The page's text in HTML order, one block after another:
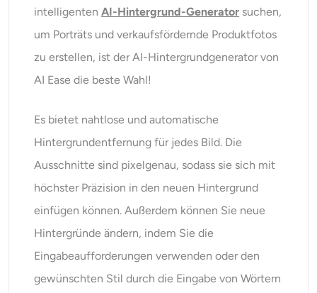
intelligentenAI-Hintergrund-Generator suchen,
um Porträts und verkaufsfördernde Produktfotos
zu erstellen, ist der AI-Hintergrundgenerator von
AI Ease die beste Wahl!
Es bietet nahtlose und automatische
Hintergrundentfernung für jedes Bild. Die
Ausschnitte sind pixelgenau, sodass sie sich mit
höchster Präzision in den neuen Hintergrund
einfügen können. Außerdem können Sie neue
Hintergründe ändern, indem Sie die
Eingabeaufforderungen verwenden oder den
gewünschten Stil durch die Eingabe von Wörtern